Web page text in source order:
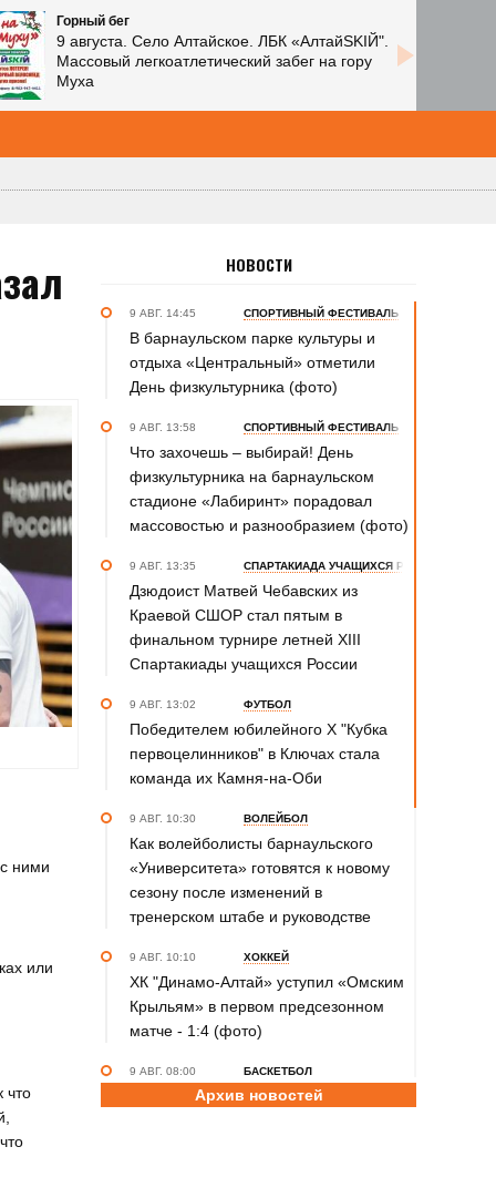
Горный бег
9 августа. Село Алтайское. ЛБК «АлтайSKIЙ".
Массовый легкоатлетический забег на гору
Муха
ними
или
что
НОВОСТИ
9 АВГ. 14:45 СПОРТИВНЫЙ ФЕСТИВАЛЬ
В барнаульском парке культуры и
отдыха «Центральный» отметили
День физкультурника (фото)
9 АВГ. 13:58 СПОРТИВНЫЙ ФЕСТИВАЛЬ
Что захочешь – выбирай! День
физкультурника на барнаульском
стадионе «Лабиринт» порадовал
массовостью и разнообразием (фото)
9 АВГ. 13:35 СПАРТАКИАДА УЧАЩИХСЯ РОССИИ
Дзюдоист Матвей Чебавских из
Краевой СШОР стал пятым в
финальном турнире летней XIII
Спартакиады учащихся России
9 АВГ. 13:02 ФУТБОЛ
Победителем юбилейного Х "Кубка
первоцелинников" в Ключах стала
команда их Камня-на-Оби
9 АВГ. 10:30 ВОЛЕЙБОЛ
Как волейболисты барнаульского
«Университета» готовятся к новому
сезону после изменений в
тренерском штабе и руководстве
9 АВГ. 10:10 ХОККЕЙ
ХК "Динамо-Алтай» уступил «Омским
Крыльям» в первом предсезонном
матче - 1:4 (фото)
9 АВГ. 08:00 БАСКЕТБОЛ
В Барнауле прошли всероссийские
Архив новостей